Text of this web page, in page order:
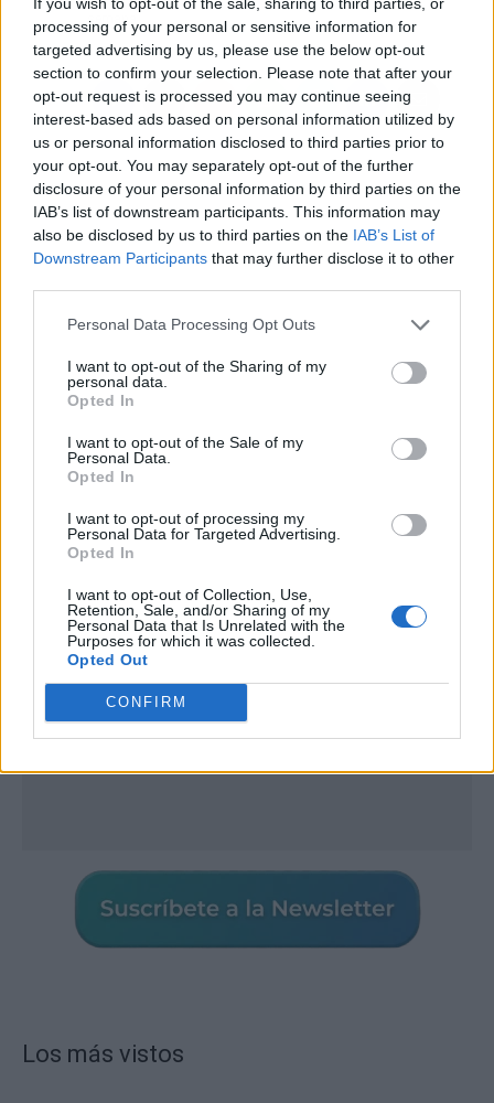
processing of your personal or sensitive information for
targeted advertising by us, please use the below opt-out
section to confirm your selection. Please note that after your
opt-out request is processed you may continue seeing
interest-based ads based on personal information utilized by
us or personal information disclosed to third parties prior to
your opt-out. You may separately opt-out of the further
disclosure of your personal information by third parties on the
IAB’s list of downstream participants. This information may
also be disclosed by us to third parties on the IAB’s List of
Downstream Participants that may further disclose it to other
Personal Data Processing Opt Outs
I want to opt-out of the Sharing of my
personal data.
Opted In
I want to opt-out of the Sale of my
Personal Data.
Opted In
I want to opt-out of processing my
Personal Data for Targeted Advertising.
Opted In
I want to opt-out of Collection, Use,
Retention, Sale, and/or Sharing of my
Personal Data that Is Unrelated with the
Purposes for which it was collected.
Opted Out
CONFIRM
semana
Publicidad
Los más vistos